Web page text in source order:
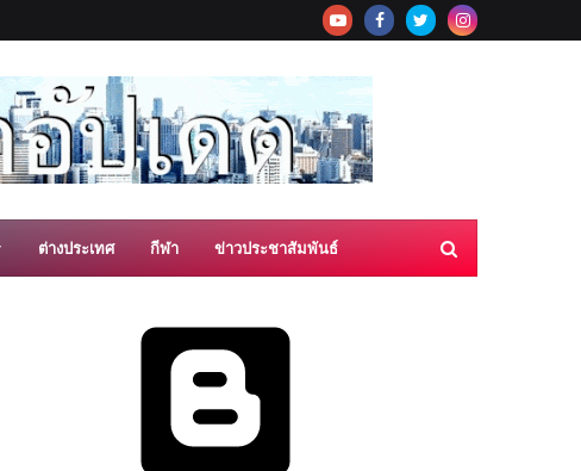
ต่างประเทศ กีฬา ข่าวประชาสัมพันธ์